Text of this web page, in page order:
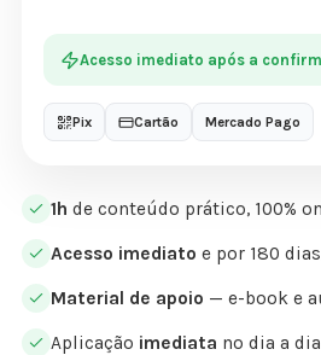
1h de conteúdo prático, 100%
Acesso imediato e por 180
Material de apoio — e-book e
Aplicação imediata no dia a
Acesso imediato após a
Pix Cartão Mercado Pago